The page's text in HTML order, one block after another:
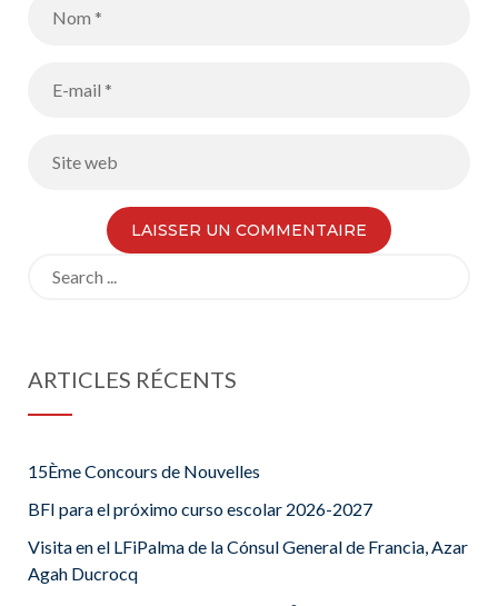
ARTICLES RÉCENTS
15Ème Concours de Nouvelles
BFI para el próximo curso escolar 2026-2027
Visita en el LFiPalma de la Cónsul General de Francia, Azar
Agah Ducrocq